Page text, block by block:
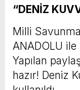
“DENİZ
Milli
ANADOLU
Yapılan
hazır! Deniz